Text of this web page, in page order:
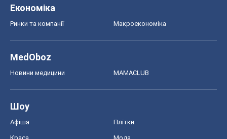
Економіка
Ринки та компанії Макроекономіка
MedOboz
Новини медицини MAMACLUB
Шоу
Афіша Плітки